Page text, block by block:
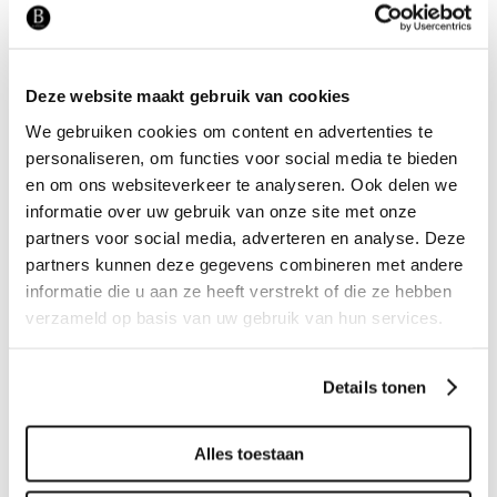
Deze website maakt gebruik van cookies
We gebruiken cookies om content en advertenties te
personaliseren, om functies voor social media te bieden
en om ons websiteverkeer te analyseren. Ook delen we
informatie over uw gebruik van onze site met onze
partners voor social media, adverteren en analyse. Deze
partners kunnen deze gegevens combineren met andere
informatie die u aan ze heeft verstrekt of die ze hebben
verzameld op basis van uw gebruik van hun services.
Details tonen
Alles toestaan
uitwerken in een 2D of 3D tekening, dan
samen een passende indeling voor uw
interieur.
Tags: ETHNICRAFT
LANDELIJK WABI
SALONTAFEL ORGANISCH
Related projects